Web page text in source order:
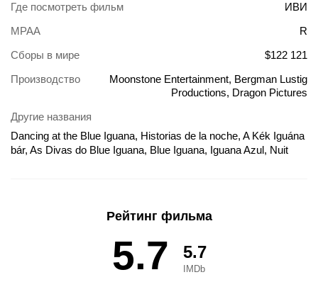
Где посмотреть фильм
ИВИ
MPAA
R
Сборы в мире
$122 121
Производство
Moonstone Entertainment, Bergman Lustig
Productions, Dragon Pictures
Другие названия
Dancing at the Blue Iguana, Historias de la noche, A Kék Iguána
bár, As Divas do Blue Iguana, Blue Iguana, Iguana Azul, Nuit
Рейтинг фильма
5.7 5.7
IMDb